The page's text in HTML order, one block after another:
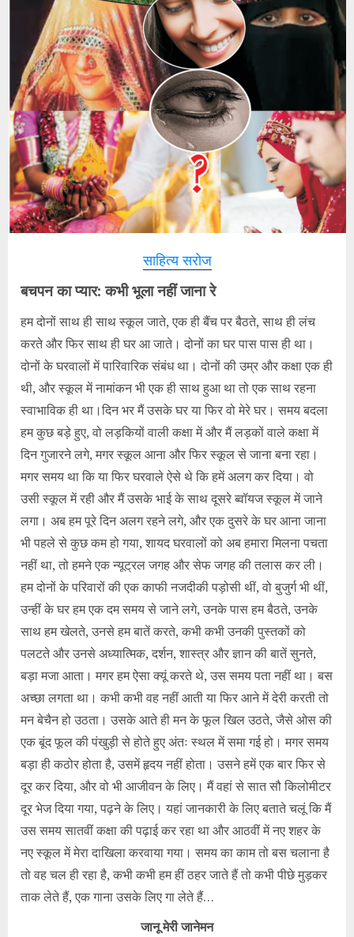
साहित्य सरोज
बचपन का प्यार: कभी भूला नहीं जाना रे
हम दोनों साथ ही साथ स्कूल जाते, एक ही बैंच पर बैठते, साथ ही लंच
करते और फिर साथ ही घर आ जाते। दोनों का घर पास पास ही था।
दोनों के घरवालों में पारिवारिक संबंध था। दोनों की उम्र और कक्षा एक ही
थी, और स्कूल में नामांकन भी एक ही साथ हुआ था तो एक साथ रहना
स्वाभाविक ही था।दिन भर मैं उसके घर या फिर वो मेरे घर। समय बदला
हम कुछ बड़े हुए, वो लड़कियों वाली कक्षा में और मैं लड़कों वाले कक्षा में
दिन गुजारने लगे, मगर स्कूल आना और फिर स्कूल से जाना बना रहा।
मगर समय था कि या फिर घरवाले ऐसे थे कि हमें अलग कर दिया। वो
उसी स्कूल में रही और मैं उसके भाई के साथ दूसरे ब्वॉयज स्कूल में जाने
लगा। अब हम पूरे दिन अलग रहने लगे, और एक दुसरे के घर आना जाना
भी पहले से कुछ कम हो गया, शायद घरवालों को अब हमारा मिलना पचता
नहीं था, तो हमने एक न्यूट्रल जगह और सेफ जगह की तलास कर ली।
हम दोनों के परिवारों की एक काफी नजदीकी पड़ोसी थीं, वो बुजुर्ग भी थीं,
उन्हीं के घर हम एक दम समय से जाने लगे, उनके पास हम बैठते, उनके
साथ हम खेलते, उनसे हम बातें करते, कभी कभी उनकी पुस्तकों को
पलटते और उनसे अध्यात्मिक, दर्शन, शास्त्र और ज्ञान की बातें सुनते,
बड़ा मजा आता। मगर हम ऐसा क्यूं करते थे, उस समय पता नहीं था। बस
अच्छा लगता था। कभी कभी वह नहीं आती या फिर आने में देरी करती तो
मन बेचैन हो उठता। उसके आते ही मन के फूल खिल उठते, जैसे ओस की
एक बूंद फूल की पंखुड़ी से होते हुए अंतः स्थल में समा गई हो। मगर समय
बड़ा ही कठोर होता है, उसमें हृदय नहीं होता। उसने हमें एक बार फिर से
दूर कर दिया, और वो भी आजीवन के लिए। मैं वहां से सात सौ किलोमीटर
दूर भेज दिया गया, पढ़ने के लिए। यहां जानकारी के लिए बताते चलूं कि मैं
उस समय सातवीं कक्षा की पढ़ाई कर रहा था और आठवीं में नए शहर के
नए स्कूल में मेरा दाखिला करवाया गया। समय का काम तो बस चलाना है
तो वह चल ही रहा है, कभी कभी हम हीं ठहर जाते हैं तो कभी पीछे मुड़कर
ताक लेते हैं, एक गाना उसके लिए गा लेते हैं…
जानू मेरी जानेमन